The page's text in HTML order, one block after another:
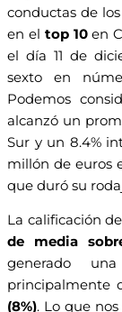
conductas de
en el top 10en
el día 11 de
sexto en
Podemos
alcanzó un
Sur y un 8.4%
millón de euros
que duró su
La calificación
de media
generado
principalmente
(8%). Lo que